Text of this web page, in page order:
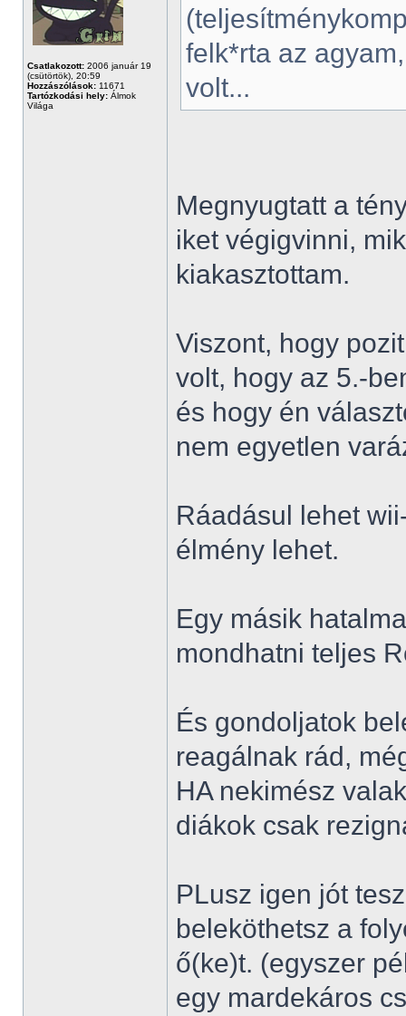
Csatlakozott: 2006 január 19
(csütörtök), 20:59
Hozzászólások: 11671
Tartózkodási hely: Álmok
Világa
felk*rta az
volt...
Megnyugtatt a
iket végigvinni,
kiakasztottam.
Viszont, hogy
volt, hogy az 5.-
és hogy én
nem egyetlen
Ráadásul lehet
élmény lehet.
Egy másik
mondhatni teljes
És gondoljatok
reagálnak rád,
HA nekimész
diákok csak
PLusz igen jót
beleköthetsz a
ő(ke)t. (egyszer
egy mardekáros